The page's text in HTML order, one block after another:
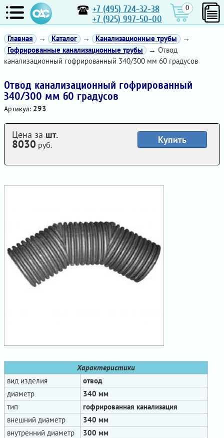
+7 (495) 724-32-38
+7 (925) 997-50-00
0
Главная → Каталог → Канализационные трубы
→
Гофрированные канализационные трубы
→ Отвод
канализационный гофрированный 340/300 мм 60 градусов
Отвод канализационный гофрированный
340/300 мм 60 градусов
Артикул: 293
Характеристики
вид изделия
отвод
диаметр
340 мм
тип
гофрированная канализация
внешний диаметр
340 мм
внутренний диаметр
300 мм
Купить
Цена за шт.
8030 руб.